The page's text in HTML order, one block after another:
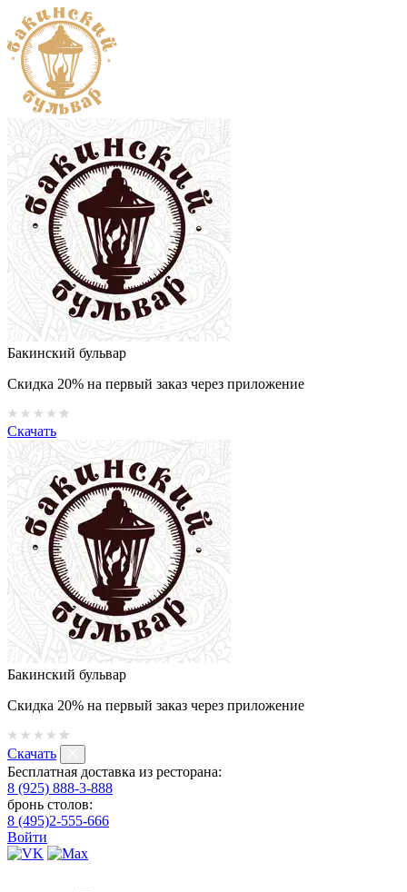
Бакинский бульвар
Скидка 20% на первый заказ через приложение
Скачать
Бакинский бульвар
Скидка 20% на первый заказ через приложение
Скачать
Бесплатная доставка из ресторана:
8 (925) 888-3-888
бронь столов:
8 (495)2-555-666
Войти